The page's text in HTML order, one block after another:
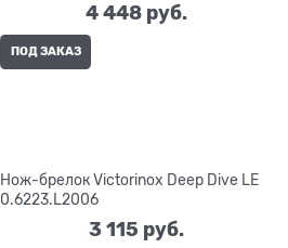
4 448 руб.
ПОД ЗАКАЗ
Нож-брелок Victorinox Deep Dive LE
0.6223.L2006
3 115 руб.